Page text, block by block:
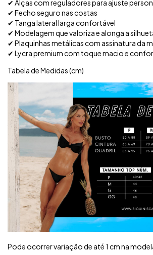
✔ Alças com reguladores para ajuste
✔ Fecho seguro nas costas
✔ Tanga lateral larga confortável
✔ Modelagem que valoriza e alonga a
✔ Plaquinhas metálicas com assinatura da
✔ Lycra premium com toque macio e
Tabela de Medidas (cm)
Pode ocorrer variação de até 1 cm na